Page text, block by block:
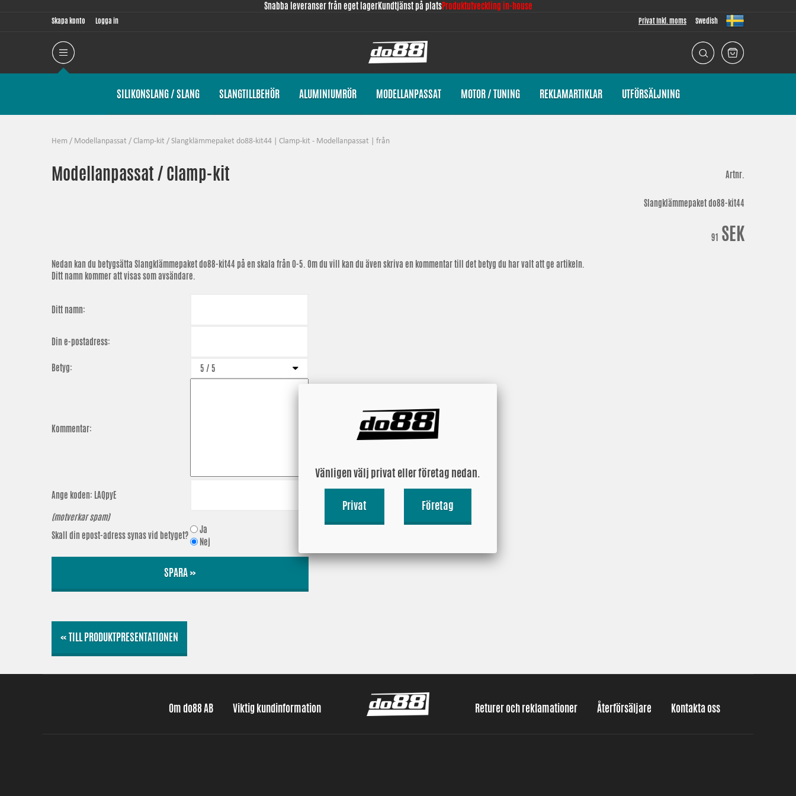
Snabba leveranser från eget lagerKundtjänst på platsProduktutveckling in-house
Skapa konto Logga in Privat Inkl. moms Swedish
SILIKONSLANG / SLANG SLANGTILLBEHÖR ALUMINIUMRÖR MODELLANPASSAT MOTOR / TUNING REKLAMARTIKLAR UTFÖRSÄLJNING
Hem / Modellanpassat / Clamp-kit / Slangklämmepaket do88-kit44 | Clamp-kit - Modellanpassat | från
Modellanpassat / Clamp-kit Artnr.
Slangklämmepaket do88-kit44
91 SEK
Nedan kan du betygsätta Slangklämmepaket do88-kit44 på en skala från 0-5. Om du vill kan du även skriva en kommentar till det betyg du har valt att ge artikeln.
Ditt namn kommer att visas som avsändare.
Ditt namn:
Din e-postadress:
Betyg:
Kommentar:
Ange koden: LAQpyE
(motverkar spam)
Skall din epost-adress synas vid betyget?
Ja
Nej
SPARA »
« TILL PRODUKTPRESENTATIONEN
Om do88 AB Viktig kundinformation Returer och reklamationer Återförsäljare Kontakta oss
Vänligen välj privat eller företag nedan.
Privat Företag